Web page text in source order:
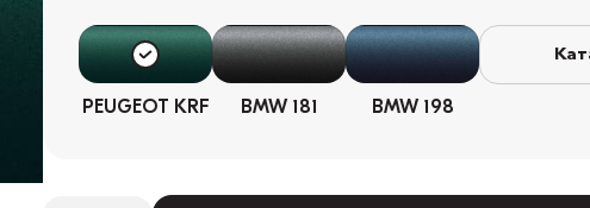
PEUGEOT KRF BMW 181 BMW 198